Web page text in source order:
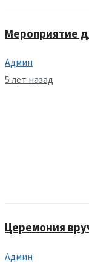
Мероприятие
Админ
5 лет назад
Церемония
Админ